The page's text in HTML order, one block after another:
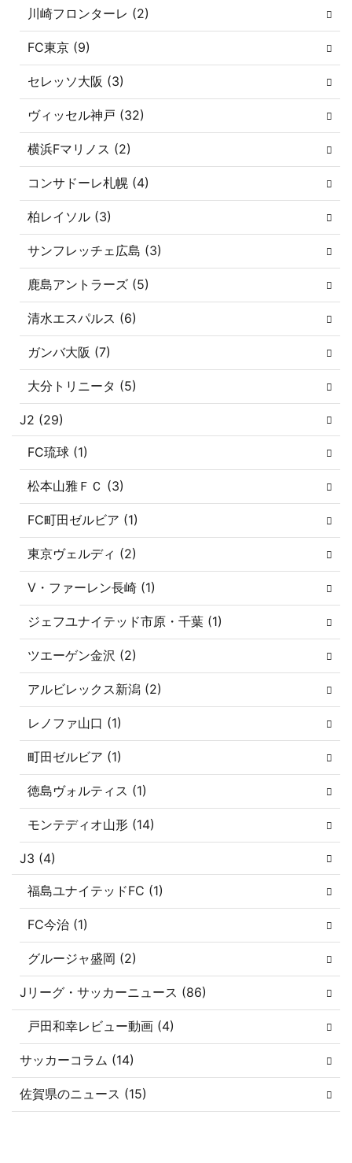
川崎フロンターレ (2)
FC東京 (9)
セレッソ大阪 (3)
ヴィッセル神戸 (32)
横浜Fマリノス (2)
コンサドーレ札幌 (4)
柏レイソル (3)
サンフレッチェ広島 (3)
鹿島アントラーズ (5)
清水エスパルス (6)
ガンバ大阪 (7)
大分トリニータ (5)
J2 (29)
FC琉球 (1)
松本山雅ＦＣ (3)
FC町田ゼルビア (1)
東京ヴェルディ (2)
V・ファーレン長崎 (1)
ジェフユナイテッド市原・千葉 (1)
ツエーゲン金沢 (2)
アルビレックス新潟 (2)
レノファ山口 (1)
町田ゼルビア (1)
徳島ヴォルティス (1)
モンテディオ山形 (14)
J3 (4)
福島ユナイテッドFC (1)
FC今治 (1)
グルージャ盛岡 (2)
Jリーグ・サッカーニュース (86)
戸田和幸レビュー動画 (4)
サッカーコラム (14)
佐賀県のニュース (15)